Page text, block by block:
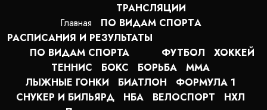
Главная
ТРАНСЛЯЦИИ
ПО ВИДАМ СПОРТA
РАСПИСАНИЯ И РЕЗУЛЬТАТЫ
ПО ВИДАМ СПОРТА
ФУТБОЛ
ХОККЕЙ
ТЕННИС
БОКС БОРЬБА
MMA
ЛЫЖНЫЕ ГОНКИ
БИАТЛОН
ФОРМУЛА 1
СНУКЕР И БИЛЬЯРД
НБА ВЕЛОСПОРТ
НХЛ